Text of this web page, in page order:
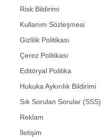
Risk Bildirimi
Kullanım Sözleşmesi
Gizlilik Politikası
Çerez Politikası
Editöryal Politika
Hukuka Aykırılık Bildirimi
Sık Sorulan Sorular (SSS)
Reklam
İletişim